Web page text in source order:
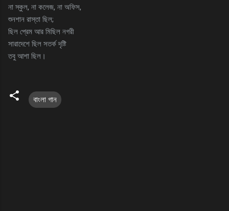
না স্কুল, না কলেজ, না অফিস,
শুনশান রাস্তা ছিল;
ছিল প্রেম আর মিছিল নগরী
সারাদেশে ছিল সতর্ক দৃষ্টি
তবু আশা ছিল।
বাংলা গান